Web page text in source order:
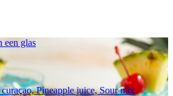
een glas
Pineapple juice, Sour mix